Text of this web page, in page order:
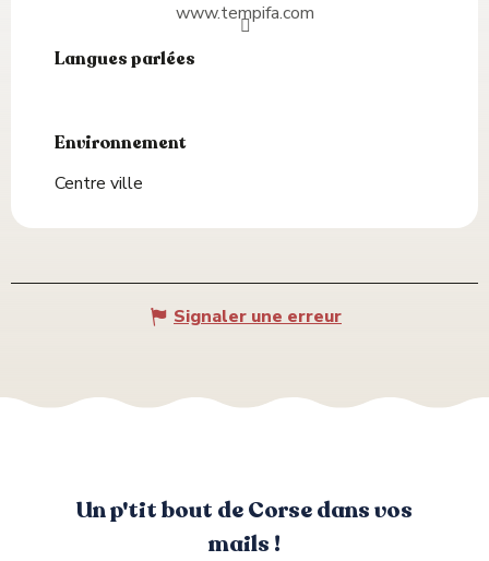
www.tempifa.com
Langues parlées
Langues parlées
Environnement
Environnement
Centre ville
Signaler une erreur
Un p'tit bout de Corse dans vos
mails !